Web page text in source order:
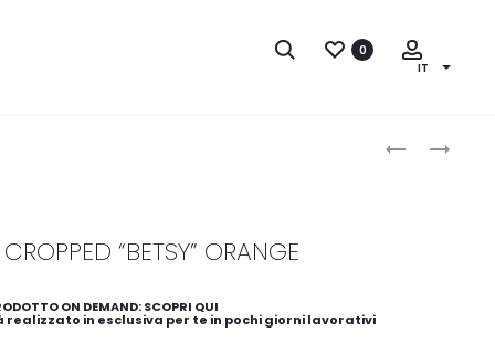
Search 0
IT
Product
navigation
ABITO
GIACCA
CROPPED
“BETSY” ORANGE
ON DEMAND: SCOPRI QUI
realizzato in esclusiva per te in pochi giorni lavorativi